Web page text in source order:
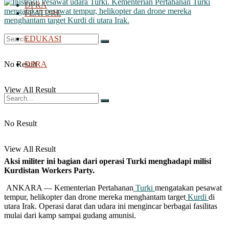
DPRA
No Result
View All Result
FEATURE
EDUKASI
DPRA
No Result
View All Result
Aksi militer ini bagian dari operasi Turki menghadapi milisi
Kurdistan Workers Party.
ANKARA — Kementerian Pertahanan Turki mengatakan pesawat
tempur, helikopter dan drone mereka menghantam target Kurdi di
utara Irak. Operasi darat dan udara ini mengincar berbagai fasilitas
mulai dari kamp sampai gudang amunisi.